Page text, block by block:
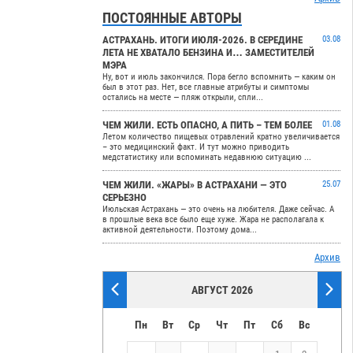
ПОСТОЯННЫЕ АВТОРЫ
АСТРАХАНЬ. ИТОГИ ИЮЛЯ-2026. В СЕРЕДИНЕ
ЛЕТА НЕ ХВАТАЛО БЕНЗИНА И… ЗАМЕСТИТЕЛЕЙ
МЭРА
03.08
Ну, вот и июль закончился. Пора бегло вспомнить — каким он
был в этот раз. Нет, все главные атрибуты и симптомы
остались на месте — пляж открыли, спли...
ЧЕМ ЖИЛИ. ЕСТЬ ОПАСНО, А ПИТЬ – ТЕМ БОЛЕЕ
01.08
Летом количество пищевых отравлений кратно увеличивается
– это медицинский факт. И тут можно приводить
медстатистику или вспоминать недавнюю ситуацию ...
ЧЕМ ЖИЛИ. «ЖАРЫ» В АСТРАХАНИ — ЭТО
СЕРЬЕЗНО
25.07
Июльская Астрахань — это очень на любителя. Даже сейчас. А
в прошлые века все было еще хуже. Жара не располагала к
активной деятельности. Поэтому дома...
Архив
АВГУСТ 2026
Пн Вт Ср Чт Пт Сб Вс